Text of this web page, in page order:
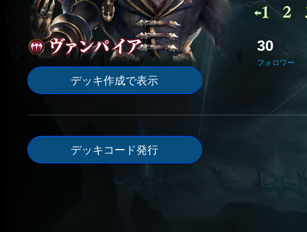
デッキ作成で表示
30
フォロワー
デッキコード発行